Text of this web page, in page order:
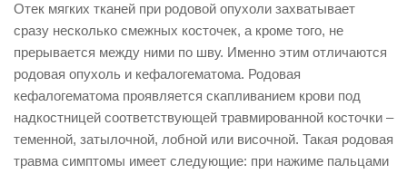
Отек мягких тканей при родовой опухоли захватывает
сразу несколько смежных косточек, а кроме того, не
прерывается между ними по шву. Именно этим отличаются
родовая опухоль и кефалогематома. Родовая
кефалогематома проявляется скапливанием крови под
надкостницей соответствующей травмированной косточки –
теменной, затылочной, лобной или височной. Такая родовая
травма симптомы имеет следующие: при нажиме пальцами